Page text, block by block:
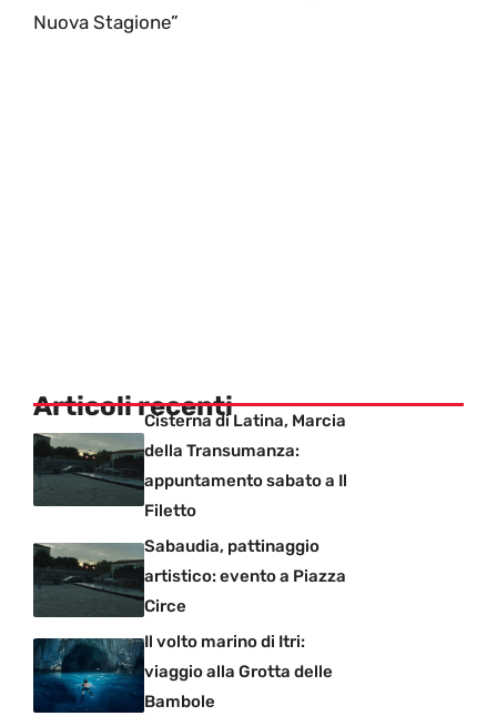
Nuova Stagione”
Articoli recentiCisterna di Latina, Marcia
della Transumanza:
appuntamento sabato a Il
Filetto
Sabaudia, pattinaggio
artistico: evento a Piazza
Circe
Il volto marino di Itri:
viaggio alla Grotta delle
Bambole